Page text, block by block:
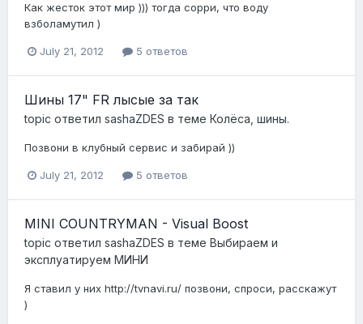
Как жесток этот мир ))) тогда сорри, что воду
взболамутил )
July 21, 2012 5 ответов
Шины 17" FR лысые за так
topic ответил sashaZDES в теме Колёса, шины.
Позвони в клубный сервис и забирай ))
July 21, 2012 5 ответов
MINI COUNTRYMAN - Visual Boost
topic ответил sashaZDES в теме Выбираем и
эксплуатируем МИНИ
Я ставил у них http://tvnavi.ru/ позвони, спроси, расскажут
)